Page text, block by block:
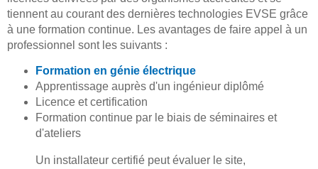
tiennent au courant des dernières technologies EVSE grâce
à une formation continue. Les avantages de faire appel à un
professionnel sont les suivants :
Formation en génie électrique
Apprentissage auprès d'un ingénieur diplômé
Licence et certification
Formation continue par le biais de séminaires et
d'ateliers
Un installateur certifié peut évaluer le site,